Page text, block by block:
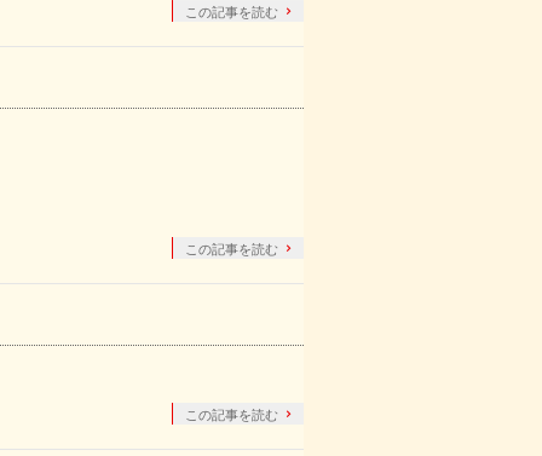
この記事を読む
この記事を読む
この記事を読む